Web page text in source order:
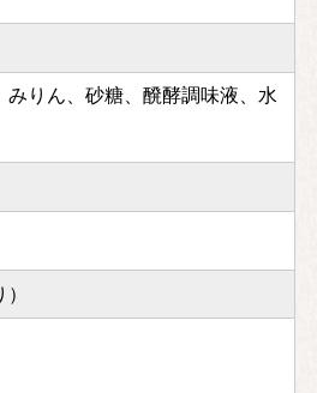
みりん、砂糖、醗酵調味液、水